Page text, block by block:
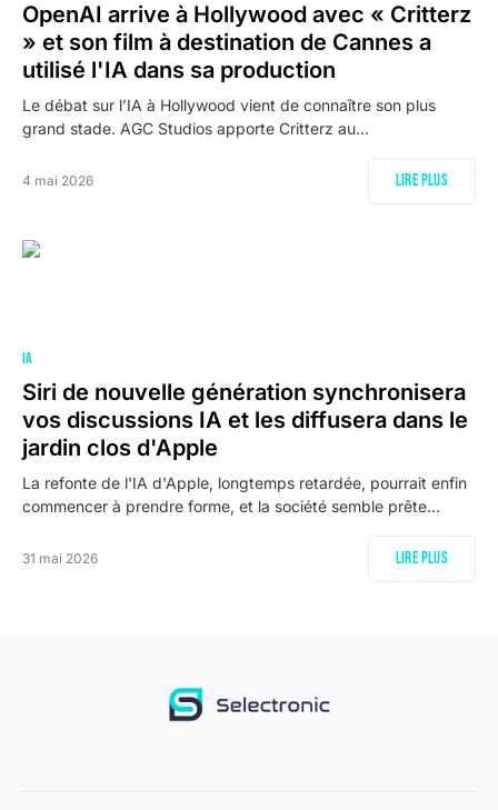
OpenAI arrive à Hollywood avec « Critterz
» et son film à destination de Cannes a
utilisé l'IA dans sa production
Le débat sur l’IA à Hollywood vient de connaître son plus
grand stade. AGC Studios apporte Critterz au…
4 mai 2026 Lire plus
IA
Siri de nouvelle génération synchronisera
vos discussions IA et les diffusera dans le
jardin clos d'Apple
La refonte de l'IA d'Apple, longtemps retardée, pourrait enfin
commencer à prendre forme, et la société semble prête…
31 mai 2026 Lire plus